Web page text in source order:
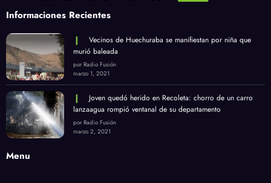
Informaciones Recientes
Vecinos de Huechuraba se manifiestan por niña que
murió baleada
por Radio Fusión
marzo 1, 2021
Joven quedó herido en Recoleta: chorro de un carro
lanzaagua rompió ventanal de su departamento
por Radio Fusión
marzo 2, 2021
Menu